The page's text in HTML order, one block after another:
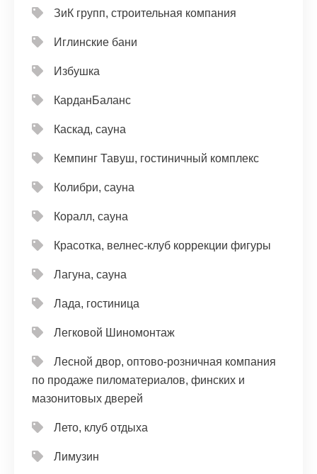
ЗиК групп, строительная компания
Иглинские бани
Избушка
КарданБаланс
Каскад, сауна
Кемпинг Тавуш, гостиничный комплекс
Колибри, сауна
Коралл, сауна
Красотка, велнес-клуб коррекции фигуры
Лагуна, сауна
Лада, гостиница
Легковой Шиномонтаж
Лесной двор, оптово-розничная компания
по продаже пиломатериалов, финских и
мазонитовых дверей
Лето, клуб отдыха
Лимузин